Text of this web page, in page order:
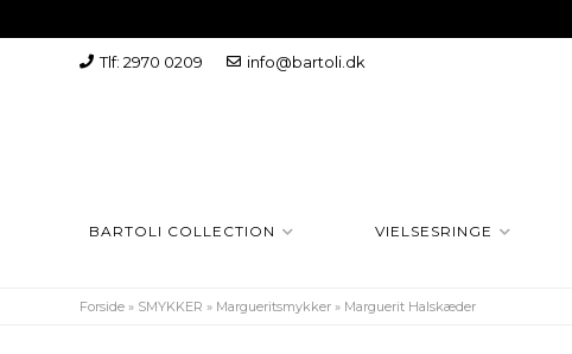
Tlf: 2970 0209 info@bartoli.dk
BARTOLI COLLECTION VIELSESRINGE
Forside » SMYKKER » Margueritsmykker » Marguerit Halskæder